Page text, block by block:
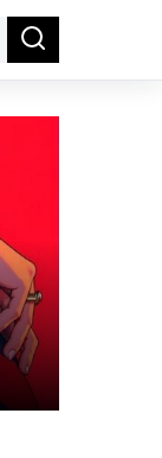
Search